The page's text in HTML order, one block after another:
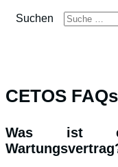
Suchen
CETOS FAQs
Was ist ein